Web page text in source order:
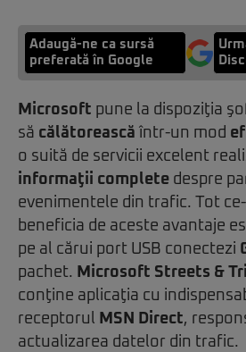
Adaugă-ne ca sursă
preferată în Google
Microsoft pune la dispoziţia
să călătorească într-un mod
o suită de servicii excelent
informaţii complete despre
evenimentele din trafic. Tot
beneficia de aceste avantaje
pe al cărui port USB conectezi
pachet. Microsoft Streets &
conţine aplicaţia cu
receptorul MSN Direct,
actualizarea datelor din trafic.